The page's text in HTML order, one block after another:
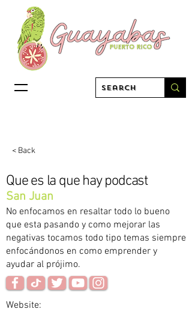
< Back
Que es la que hay podcast
San Juan
No enfocamos en resaltar todo lo bueno
que esta pasando y como mejorar las
negativas tocamos todo tipo temas siempre
enfocándonos en como emprender y
ayudar al prójimo.
Website: